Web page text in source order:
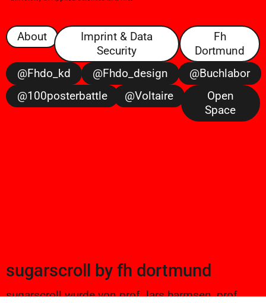
About
Imprint & Data
Security
Fh
Dortmund
@fhdo_kd
@fhdo_design
@buchlabor
@100posterbattle
@voltaire
Open
Space
sugarscroll by fh dortmund
sugarscroll wurde von prof. lars harmsen, prof.